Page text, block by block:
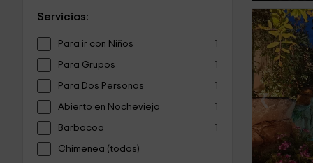
Servicios:
Para ir con Niños 1
Para Grupos 1
Para Dos Personas 1
Abierto en Nochevieja 1
Barbacoa 1
Chimenea (todos)
‹